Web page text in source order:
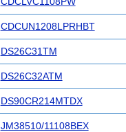
CDCUN1208LPRHBT
DS26C31TM
DS26C32ATM
DS90CR214MTDX
JM38510/11108BEX